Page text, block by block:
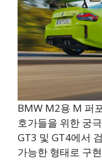
BMW M2용 M 퍼
호가들을 위한 궁
GT3 및 GT4에서
가능한 형태로 구